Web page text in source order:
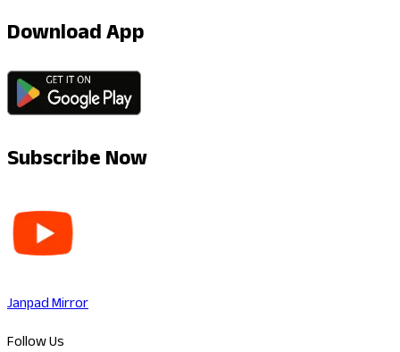
Download App
Subscribe Now
Janpad Mirror
Follow Us